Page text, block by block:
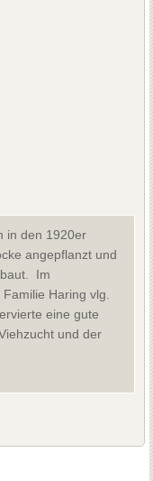
in den 1920er
angepflanzt und
Im
Haring vlg.
eine gute
und der